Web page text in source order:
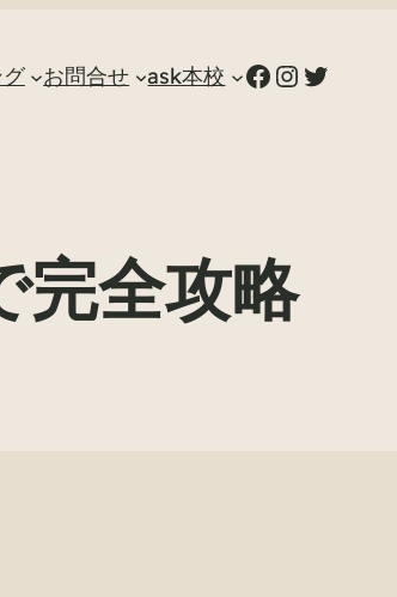
お問合せ ask本校 Facebook
Instagram
Twitter
完全攻略